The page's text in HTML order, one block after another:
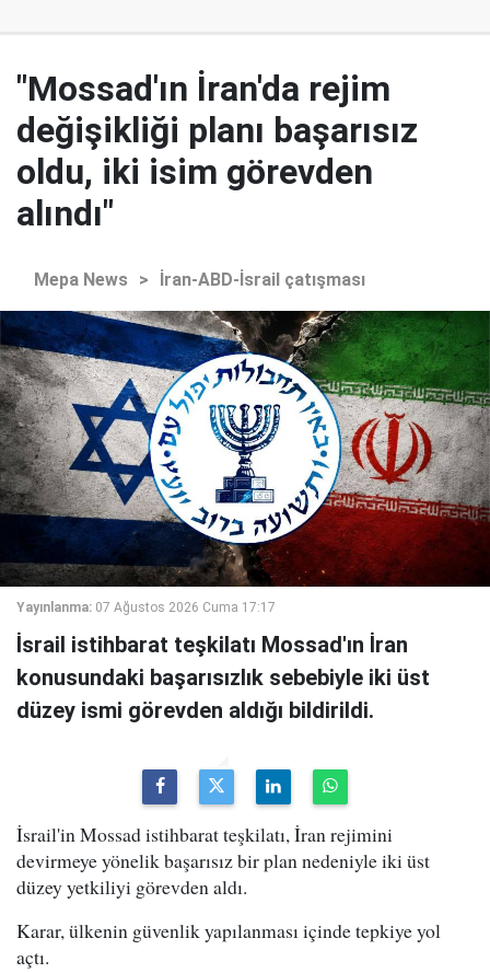
"Mossad'ın İran'da rejim
değişikliği planı başarısız
oldu, iki isim görevden
alındı"
Mepa News > İran-ABD-İsrail çatışması
Yayınlanma: 07 Ağustos 2026 Cuma 17:17
İsrail istihbarat teşkilatı Mossad'ın İran
konusundaki başarısızlık sebebiyle iki üst
düzey ismi görevden aldığı bildirildi.
İsrail'in Mossad istihbarat teşkilatı, İran rejimini
devirmeye yönelik başarısız bir plan nedeniyle iki üst
düzey yetkiliyi görevden aldı.
Karar, ülkenin güvenlik yapılanması içinde tepkiye yol
açtı.